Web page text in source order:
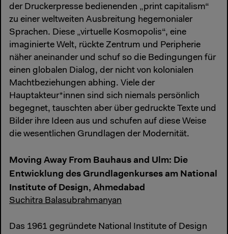
der Druckerpresse bedienenden „print capitalism“
zu einer weltweiten Ausbreitung hegemonialer
Sprachen. Diese „virtuelle Kosmopolis“, eine
imaginierte Welt, rückte Zentrum und Peripherie
näher aneinander und schuf so die Bedingungen für
einen globalen Dialog, der nicht von kolonialen
Machtbeziehungen abhing. Viele der
Hauptakteur*innen sind sich niemals persönlich
begegnet, tauschten aber über gedruckte Texte und
Bilder ihre Ideen aus und schufen auf diese Weise
die wesentlichen Grundlagen der Modernität.
Moving Away From Bauhaus and Ulm: Die
Entwicklung des Grundlagenkurses am National
Institute of Design, Ahmedabad
Suchitra Balasubrahmanyan
Das 1961 gegründete National Institute of Design